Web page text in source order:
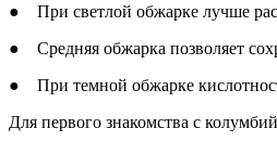
● При светлой обжарке лучше
● Средняя обжарка позволяет
● При темной обжарке
Для первого знакомства с